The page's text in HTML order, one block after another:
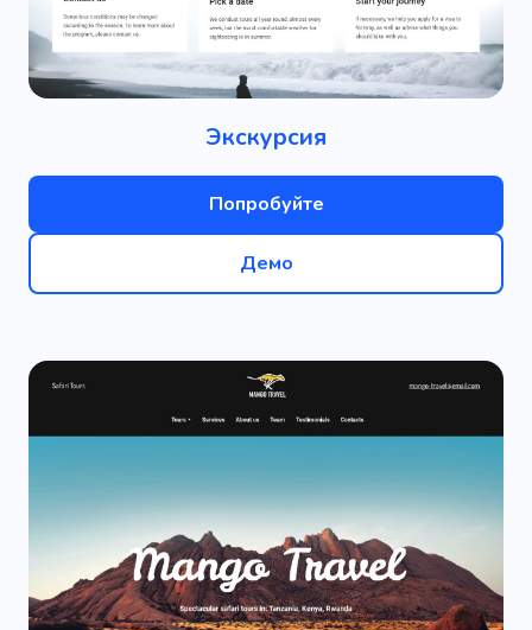
Экскурсия
Попробуйте
Демо